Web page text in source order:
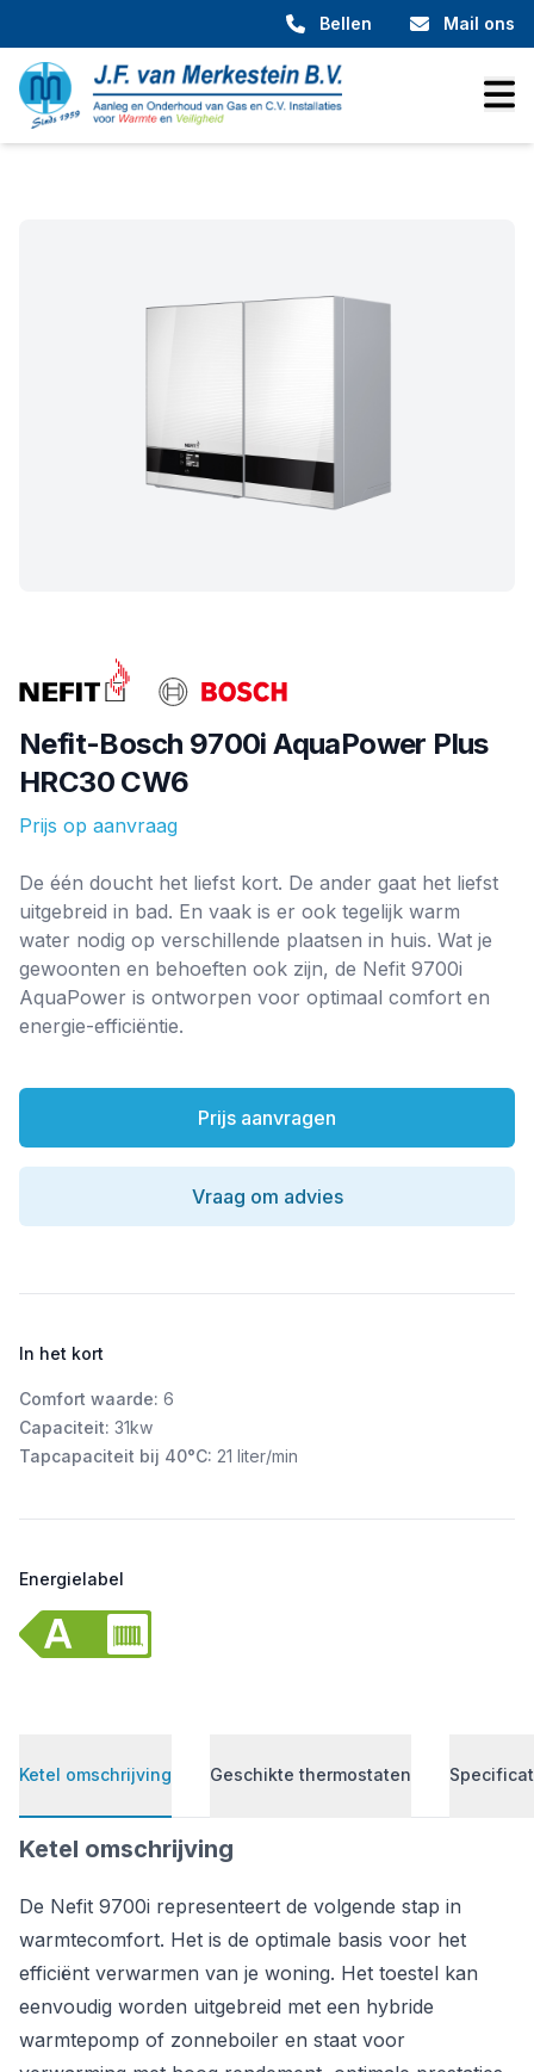
Bellen Mail ons
Nefit-Bosch 9700i AquaPower Plus
HRC30 CW6
Prijs op aanvraag
De één doucht het liefst kort. De ander gaat het liefst
uitgebreid in bad. En vaak is er ook tegelijk warm
water nodig op verschillende plaatsen in huis. Wat je
gewoonten en behoeften ook zijn, de Nefit 9700i
AquaPower is ontworpen voor optimaal comfort en
energie-efficiëntie.
Prijs aanvragen
Vraag om advies
In het kort
Comfort waarde: 6
Capaciteit: 31kw
Tapcapaciteit bij 40°C: 21 liter/min
Energielabel
Ketel omschrijving Geschikte thermostaten
Ketel omschrijving
De Nefit 9700i representeert de volgende stap in
warmtecomfort. Het is de optimale basis voor het
efficiënt verwarmen van je woning. Het toestel kan
eenvoudig worden uitgebreid met een hybride
warmtepomp of zonneboiler en staat voor